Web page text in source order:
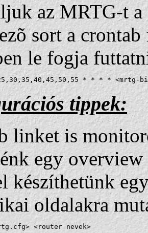
az MRTG-t
sort a
le fogja
* * * * <mrtg-
tippek:
linket is
egy
készíthetünk
oldalakra
<router nevek>